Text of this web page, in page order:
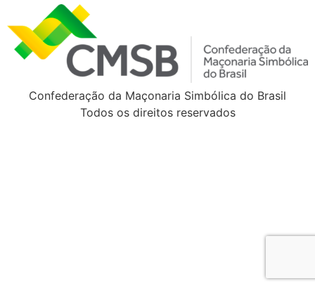
Confederação da Maçonaria Simbólica do Brasil
Todos os direitos reservados